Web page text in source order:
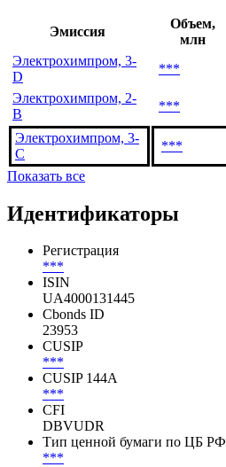
Эмиссия
Объем,
млн
Электрохимпром, 3-
D
***
Электрохимпром, 2-
B
***
Электрохимпром, 3-
C
***
Показать все
Идентификаторы
Регистрация
***
ISIN
UA4000131445
Cbonds ID
23953
CUSIP
***
CUSIP 144A
***
CFI
DBVUDR
Тип ценной бумаги по ЦБ РФ
***